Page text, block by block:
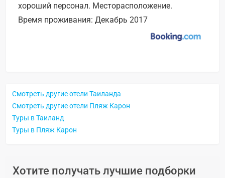
хороший персонал. Месторасположение.
Время проживания: Декабрь 2017
Смотреть другие отели Таиланда
Смотреть другие отели Пляж Карон
Туры в Таиланд
Туры в Пляж Карон
Хотите получать лучшие подборки